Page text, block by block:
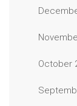
October